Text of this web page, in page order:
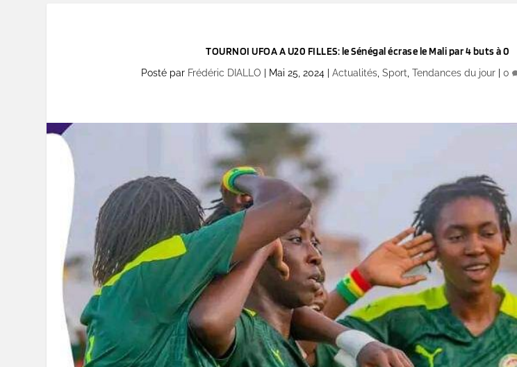
TOURNOI UFOA A U20 FILLES: le Sénégal écrase le Mali par 4 buts à 0
Posté par Frédéric DIALLO Mai 25, 2024 |Actualités ,Sport ,Tendances du jour |0